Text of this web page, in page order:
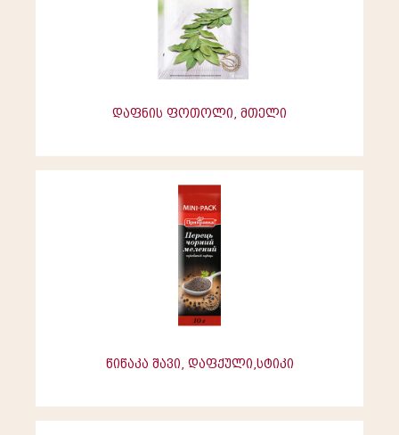
დაფნის ფოთოლი, მთელი
წიწაკა შავი, დაფქული,სტიკი